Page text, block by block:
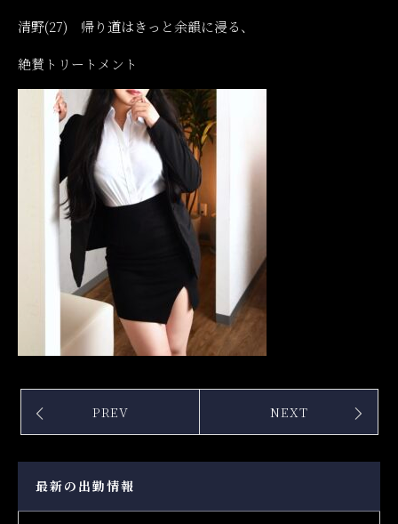
清野(27) 帰り道はきっと余韻に浸る、
絶賛トリートメント
PREV NEXT
最新の出勤情報